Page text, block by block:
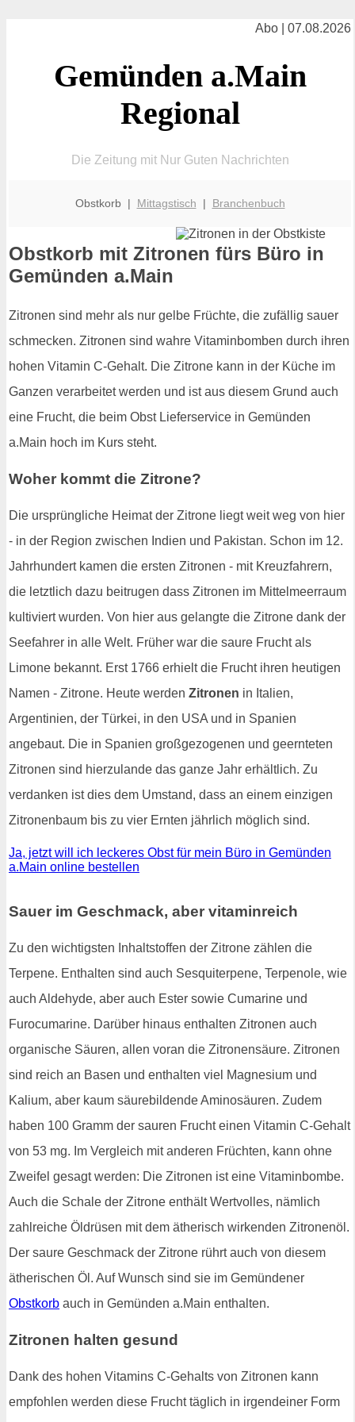
Abo | 07.08.2026
Gemünden a.Main
Regional
Die Zeitung mit Nur Guten Nachrichten
Obstkorb | Mittagstisch | Branchenbuch
Obstkorb mit Zitronen fürs Büro in
Gemünden a.Main
Zitronen sind mehr als nur gelbe Früchte, die zufällig sauer
schmecken. Zitronen sind wahre Vitaminbomben durch ihren
hohen Vitamin C-Gehalt. Die Zitrone kann in der Küche im
Ganzen verarbeitet werden und ist aus diesem Grund auch
eine Frucht, die beim Obst Lieferservice in Gemünden
a.Main hoch im Kurs steht.
Woher kommt die Zitrone?
Die ursprüngliche Heimat der Zitrone liegt weit weg von hier
- in der Region zwischen Indien und Pakistan. Schon im 12.
Jahrhundert kamen die ersten Zitronen - mit Kreuzfahrern,
die letztlich dazu beitrugen dass Zitronen im Mittelmeerraum
kultiviert wurden. Von hier aus gelangte die Zitrone dank der
Seefahrer in alle Welt. Früher war die saure Frucht als
Limone bekannt. Erst 1766 erhielt die Frucht ihren heutigen
Namen - Zitrone. Heute werden Zitronen in Italien,
Argentinien, der Türkei, in den USA und in Spanien
angebaut. Die in Spanien großgezogenen und geernteten
Zitronen sind hierzulande das ganze Jahr erhältlich. Zu
verdanken ist dies dem Umstand, dass an einem einzigen
Zitronenbaum bis zu vier Ernten jährlich möglich sind.
Ja, jetzt will ich leckeres Obst für mein Büro in Gemünden
a.Main online bestellen
Sauer im Geschmack, aber vitaminreich
Zu den wichtigsten Inhaltstoffen der Zitrone zählen die
Terpene. Enthalten sind auch Sesquiterpene, Terpenole, wie
auch Aldehyde, aber auch Ester sowie Cumarine und
Furocumarine. Darüber hinaus enthalten Zitronen auch
organische Säuren, allen voran die Zitronensäure. Zitronen
sind reich an Basen und enthalten viel Magnesium und
Kalium, aber kaum säurebildende Aminosäuren. Zudem
haben 100 Gramm der sauren Frucht einen Vitamin C-Gehalt
von 53 mg. Im Vergleich mit anderen Früchten, kann ohne
Zweifel gesagt werden: Die Zitronen ist eine Vitaminbombe.
Auch die Schale der Zitrone enthält Wertvolles, nämlich
zahlreiche Öldrüsen mit dem ätherisch wirkenden Zitronenöl.
Der saure Geschmack der Zitrone rührt auch von diesem
ätherischen Öl. Auf Wunsch sind sie im Gemündener
Obstkorb auch in Gemünden a.Main enthalten.
Zitronen halten gesund
Dank des hohen Vitamins C-Gehalts von Zitronen kann
empfohlen werden diese Frucht täglich in irgendeiner Form